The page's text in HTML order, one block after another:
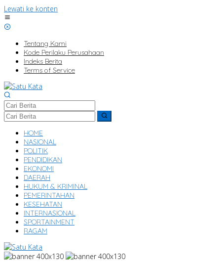
Lewati ke konten
Tentang Kami
Kode Perilaku Perusahaan
Indeks Berita
Terms of Service
HOME
NASIONAL
POLITIK
PENDIDIKAN
EKONOMI
DAERAH
HUKUM & KRIMINAL
PEMERINTAHAN
KESEHATAN
INTERNASIONAL
SPORTAINMENT
RAGAM